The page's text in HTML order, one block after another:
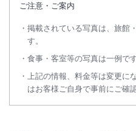
ご注意・ご案内
掲載されている写真は、旅館
す。
食事・客室等の写真は一例です
上記の情報、料金等は変更に
はお客様ご自身で事前にご確